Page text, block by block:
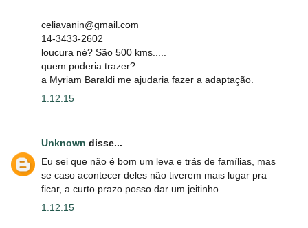
celiavanin@gmail.com
14-3433-2602
loucura né? São 500 kms.....
quem poderia trazer?
a Myriam Baraldi me ajudaria fazer a adaptação.
1.12.15
Unknown disse...
Eu sei que não é bom um leva e trás de famílias, mas
se caso acontecer deles não tiverem mais lugar pra
ficar, a curto prazo posso dar um jeitinho.
1.12.15